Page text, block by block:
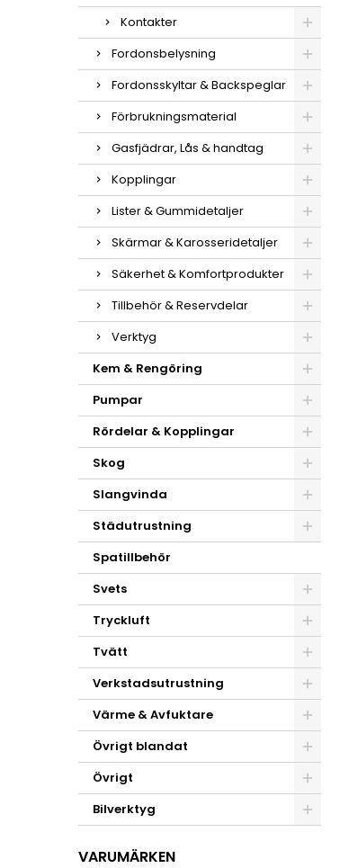
Kontakter
Fordonsbelysning
Fordonsskyltar & Backspeglar
Förbrukningsmaterial
Gasfjädrar, Lås & handtag
Kopplingar
Lister & Gummidetaljer
Skärmar & Karosseridetaljer
Säkerhet & Komfortprodukter
Tillbehör & Reservdelar
Verktyg
Kem & Rengöring
Pumpar
Rördelar & Kopplingar
Skog
Slangvinda
Städutrustning
Spatillbehör
Svets
Tryckluft
Tvätt
Verkstadsutrustning
Värme & Avfuktare
Övrigt blandat
Övrigt
Bilverktyg
VARUMÄRKEN